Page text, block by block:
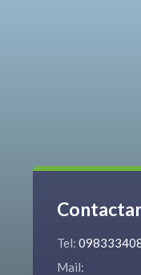
Tel:
Mail: